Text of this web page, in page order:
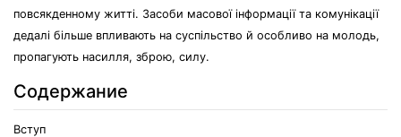
повсякденному житті. Засоби масової інформації та комунікації
дедалі більше впливають на суспільство й особливо на молодь,
пропагують насилля, зброю, силу.
Содержание
Вступ